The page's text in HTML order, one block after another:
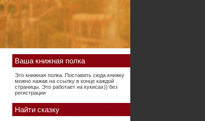
Ваша книжная полка
Это книжная полка. Поставить сюда книжку
можно нажав на ссылку в конце каждой
страницы. Это работает на кукисах)) без
регистрации
Найти сказку